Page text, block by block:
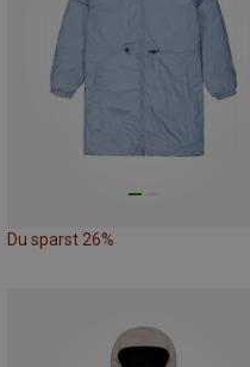
Du sparst 26%